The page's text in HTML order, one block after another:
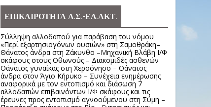
ΕΠΙΚΑΙΡΟΤΗΤΑ Λ.Σ.-ΕΛ.ΑΚΤ.
Σύλληψη αλλοδαπού για παράβαση του νόμου
«Περί εξαρτησιογόνων ουσιών» στη Σαμοθράκη–
Θάνατος άνδρα στη Ζάκυνθο –Μηχανική Βλάβη Ι/Φ
σκάφους στους Οθωνούς – Διακομιδές ασθενών
Θάνατος γυναίκας στη Χερσόνησο – Θάνατος
άνδρα στον Άγιο Κήρυκο – Συνέχεια ενημέρωσης
αναφορικά με τον εντοπισμό και διάσωση 7
αλλοδαπών επιβαινόντων Ι/Φ σκάφους και τις
έρευνες προς εντοπισμό αγνοούμενου στη Σύμη –